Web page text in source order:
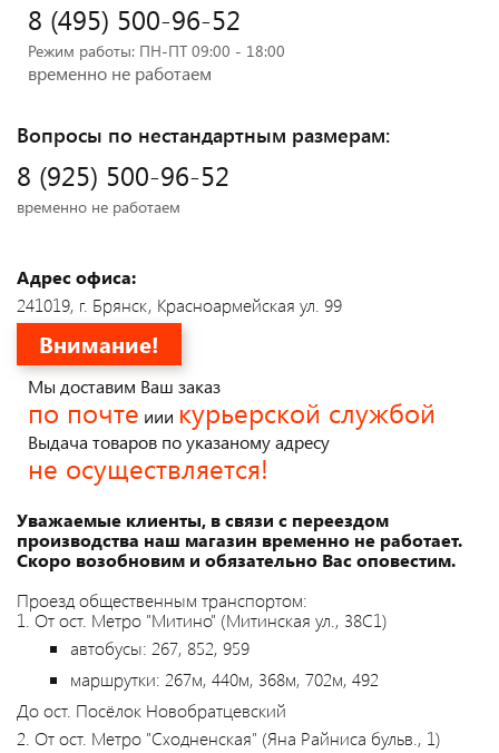
8 (495) 500-96-52
Режим работы: ПН-ПТ 09:00 - 18:00
временно не работаем
Вопросы по нестандартным размерам:
8 (925) 500-96-52
временно не работаем
Адрес офиса:
241019, г. Брянск, Красноармейская ул. 99
Внимание!
Мы доставим Ваш заказ
по почте иии курьерской службой
Выдача товаров по указаному адресу
не осуществляется!
Уважаемые клиенты, в связи с переездом
производства наш магазин временно не работает.
Скоро возобновим и обязательно Вас оповестим.
Проезд общественным транспортом:
1. От ост. Метро "Митино" (Митинская ул., 38С1)
автобусы: 267, 852, 959
маршрутки: 267м, 440м, 368м, 702м, 492
До ост. Посёлок Новобратцевский
2. От ост. Метро "Сходненская" (Яна Райниса бульв., 1)